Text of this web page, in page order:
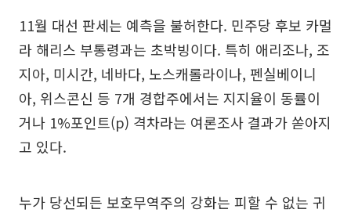
11월 대선 판세는 예측을 불허한다. 민주당 후보 카멀
라 해리스 부통령과는 초박빙이다. 특히 애리조나, 조
지아, 미시간, 네바다, 노스캐롤라이나, 펜실베이니
아, 위스콘신 등 7개 경합주에서는 지지율이 동률이
거나 1%포인트(p) 격차라는 여론조사 결과가 쏟아지
고 있다.
누가 당선되든 보호무역주의 강화는 피할 수 없는 귀